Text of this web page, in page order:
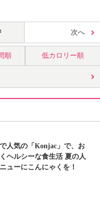
次へ
順 低カロリー順
人気の「Konjac」で、お
ヘルシーな食生活 夏の人
ューにこんにゃくを！